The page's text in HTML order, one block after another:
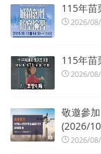
115年苗
2026/
115年苗
2026/
敬邀參
(2026/
2026/